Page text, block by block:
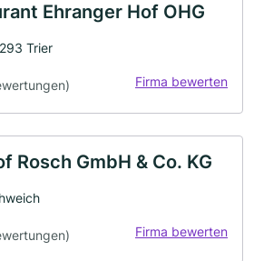
Ehranger Hof OHG
Trier
Firma bewerten
Rosch GmbH & Co. KG
Firma bewerten